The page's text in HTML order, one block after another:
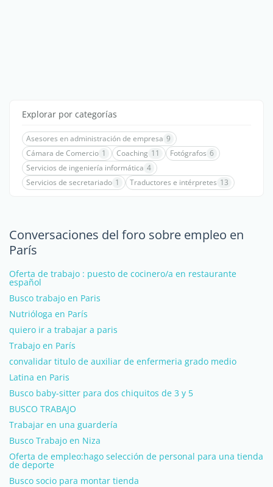
Explorar por categorías
Asesores en administración de empresa 9
Cámara de Comercio 1 Coaching 11 Fotógrafos 6
Servicios de ingeniería informática 4
Servicios de secretariado 1 Traductores e intérpretes 13
Conversaciones del foro sobre empleo en
París
Oferta de trabajo : puesto de cocinero/a en restaurante
español
Busco trabajo en Paris
Nutrióloga en París
quiero ir a trabajar a paris
Trabajo en París
convalidar titulo de auxiliar de enfermeria grado medio
Latina en Paris
Busco baby-sitter para dos chiquitos de 3 y 5
BUSCO TRABAJO
Trabajar en una guardería
Busco Trabajo en Niza
Oferta de empleo:hago selección de personal para una tienda
de deporte
Busco socio para montar tienda